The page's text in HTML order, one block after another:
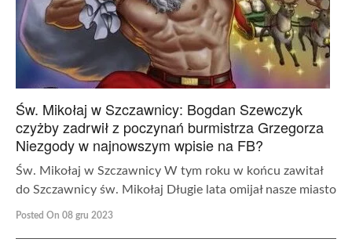
Św. Mikołaj w Szczawnicy: Bogdan Szewczyk
czyżby zadrwił z poczynań burmistrza Grzegorza
Niezgody w najnowszym wpisie na FB?
Św. Mikołaj w Szczawnicy W tym roku w końcu zawitał
do Szczawnicy św. Mikołaj Długie lata omijał nasze miasto
Posted On 08 gru 2023